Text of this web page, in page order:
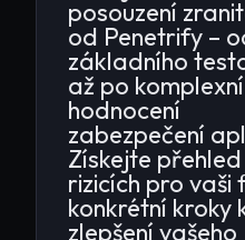
posouzení
od Penetrify –
základního
až po komplexní
hodnocení
zabezpečení
Získejte
rizicích pro vaši
konkrétní kroky
zlepšení vašeho